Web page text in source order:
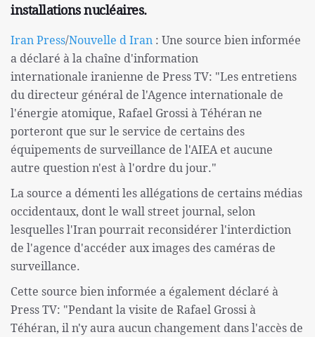
installations nucléaires.
Iran Press/Nouvelle d Iran : Une source bien informée
a déclaré à la chaîne d'information
internationale iranienne de Press TV: "Les entretiens
du directeur général de l'Agence internationale de
l'énergie atomique, Rafael Grossi à Téhéran ne
porteront que sur le service de certains des
équipements de surveillance de l'AIEA et aucune
autre question n'est à l'ordre du jour."
La source a démenti les allégations de certains médias
occidentaux, dont le wall street journal, selon
lesquelles l'Iran pourrait reconsidérer l'interdiction
de l'agence d'accéder aux images des caméras de
surveillance.
Cette source bien informée a également déclaré à
Press TV: "Pendant la visite de Rafael Grossi à
Téhéran, il n'y aura aucun changement dans l'accès de